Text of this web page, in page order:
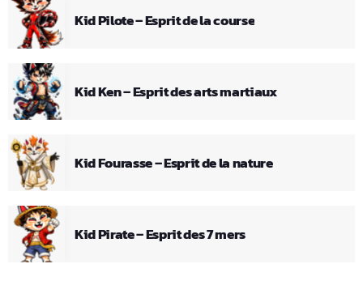
Kid Pilote – Esprit de la course
Kid Ken – Esprit des arts martiaux
Kid Fourasse – Esprit de la nature
Kid Pirate – Esprit des 7 mers